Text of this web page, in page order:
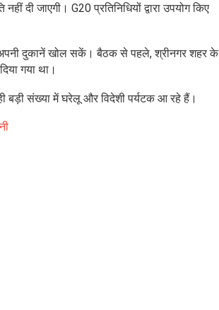
दी जाएगी। G20 प्रतिनिधियों द्वारा उपयोग किए
के अपनी दुकानें खोल सकें। बैठक से पहले, श्रीनगर शहर के
गया था।
बड़ी संख्या में घरेलू और विदेशी पर्यटक आ रहे हैं।